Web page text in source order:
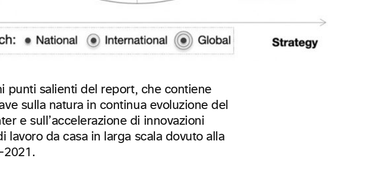
punti salienti del report, che contiene
sulla natura in continua evoluzione del
e sull’accelerazione di innovazioni
lavoro da casa in larga scala dovuto alla
2021.